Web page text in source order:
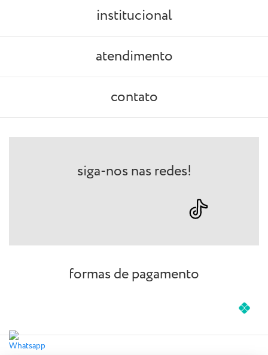
institucional
atendimento
contato
siga-nos nas redes!
formas de pagamento